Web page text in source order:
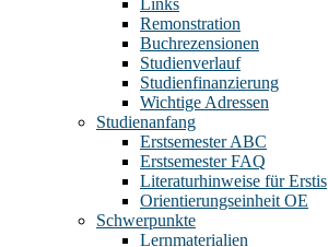
Links
Remonstration
Buchrezensionen
Studienverlauf
Studienfinanzierung
Wichtige Adressen
Studienanfang
Erstsemester ABC
Erstsemester FAQ
Literaturhinweise für Erstis
Orientierungseinheit OE
Schwerpunkte
Lernmaterialien